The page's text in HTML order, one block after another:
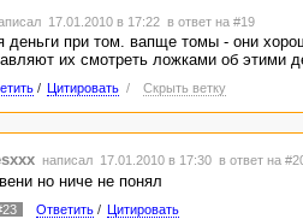
17.01.2010 в 17:22 в ответ на #19
деньги при том. вапще томы - они
их смотреть ложками об этими
/ Цитировать / Скрыть ветку
написал 17.01.2010 в 17:30 в ответ на
но ниче не понял
Ответить/ Цитировать